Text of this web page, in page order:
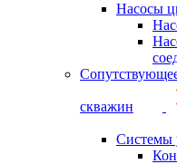
Насосы
скважин
Системы